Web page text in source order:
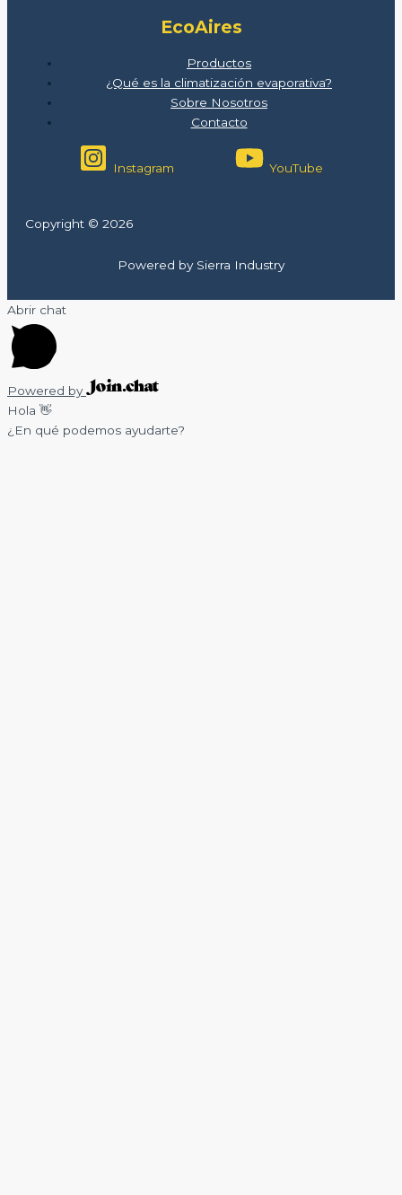
EcoAires
Productos
¿Qué es la climatización evaporativa?
Sobre Nosotros
Contacto
Instagram YouTube
Copyright © 2026
Powered by Sierra Industry
Abrir chat
Powered by
Hola 👋
¿En qué podemos ayudarte?